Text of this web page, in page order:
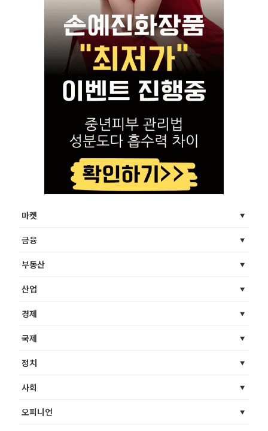
마켓
금융
부동산
산업
경제
국제
정치
사회
오피니언